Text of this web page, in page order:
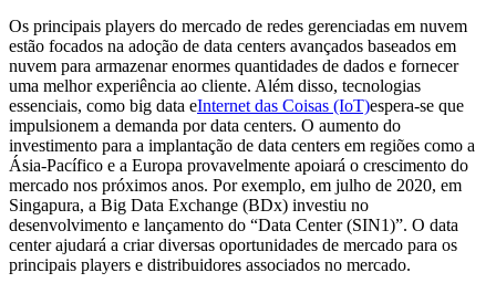
Os principais players do mercado de redes gerenciadas em nuvem
estão focados na adoção de data centers avançados baseados em
nuvem para armazenar enormes quantidades de dados e fornecer
uma melhor experiência ao cliente. Além disso, tecnologias
essenciais, como big data eInternet das Coisas (IoT)espera-se que
impulsionem a demanda por data centers. O aumento do
investimento para a implantação de data centers em regiões como a
Ásia-Pacífico e a Europa provavelmente apoiará o crescimento do
mercado nos próximos anos. Por exemplo, em julho de 2020, em
Singapura, a Big Data Exchange (BDx) investiu no
desenvolvimento e lançamento do “Data Center (SIN1)”. O data
center ajudará a criar diversas oportunidades de mercado para os
principais players e distribuidores associados no mercado.